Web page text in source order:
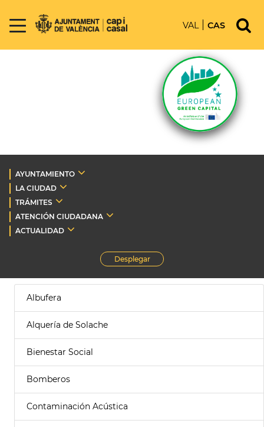
VAL CAS
AYUNTAMIENTO
LA CIUDAD
TRÁMITES
ATENCIÓN CIUDADANA
ACTUALIDAD
Desplegar
Albufera
Alquería de Solache
Bienestar Social
Bomberos
Contaminación Acústica